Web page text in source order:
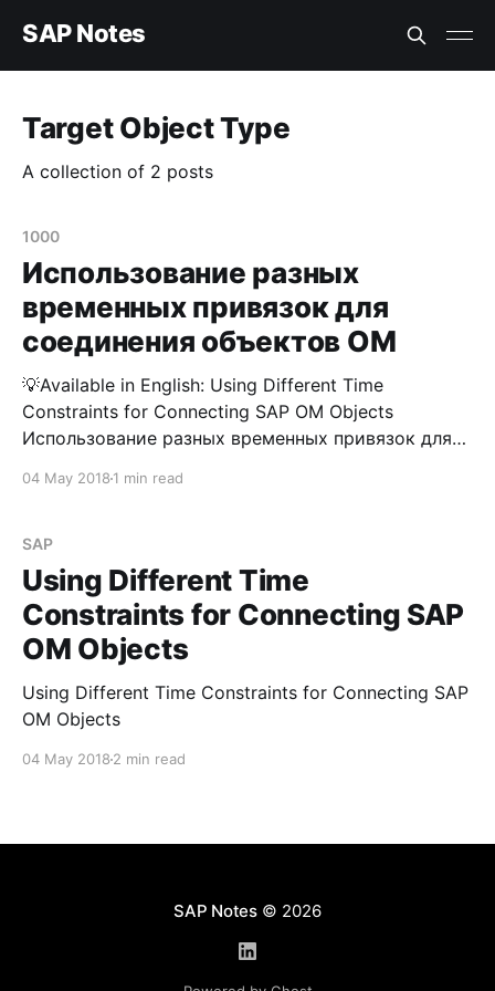
SAP Notes
Target Object Type
A collection of 2 posts
1000
Использование разных
временных привязок для
соединения объектов OM
💡Available in English: Using Different Time
Constraints for Connecting SAP OM Objects
Использование разных временных привязок для
Рассмотрим ситуацию, в которой вам требуется
менеджмента. Для соединения этих двух
объектов между собой вы планируете
использовать стандартное соединение типа 003 -
"
04 May 2018 1 min read
SAP
Using Different Time
Constraints for Connecting SAP
OM Objects
Using Different Time Constraints for Connecting SAP
OM Objects
04 May 2018 2 min read
SAP Notes© 2026